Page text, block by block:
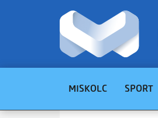
MISKOLC SPORT